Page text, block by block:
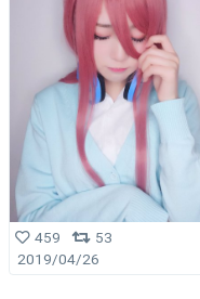
459
53
2019/04/26